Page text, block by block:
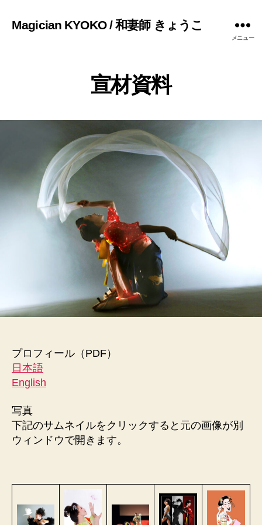
Magician KYOKO / 和妻師 きょうこ
メニュー
宣材資料
プロフィール（PDF）
日本語
English
写真
下記のサムネイルをクリックすると元の画像が別
ウィンドウで開きます。